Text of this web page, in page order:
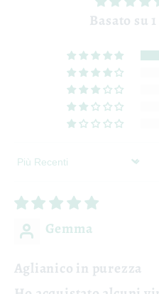
Basato su
Sort by
Gemma
Aglianico in purezza